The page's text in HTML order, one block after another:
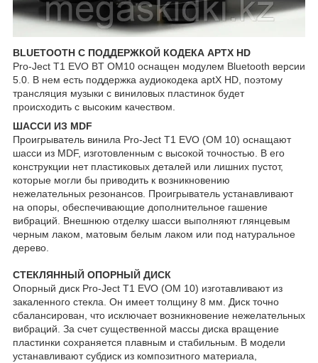
BLUETOOTH C ПОДДЕРЖКОЙ КОДЕКА APTX HD
Pro-Ject T1 EVO BT OM10 оснащен модулем Bluetooth версии
5.0. В нем есть поддержка аудиокодека aptX HD, поэтому
трансляция музыки с виниловых пластинок будет
происходить с высоким качеством.
ШАССИ ИЗ MDF
Проигрыватель винила Pro-Ject T1 EVO (OM 10) оснащают
шасси из MDF, изготовленным с высокой точностью. В его
конструкции нет пластиковых деталей или лишних пустот,
которые могли бы приводить к возникновению
нежелательных резонансов. Проигрыватель устанавливают
на опоры, обеспечивающие дополнительное гашение
вибраций. Внешнюю отделку шасси выполняют глянцевым
черным лаком, матовым белым лаком или под натуральное
дерево.
СТЕКЛЯННЫЙ ОПОРНЫЙ ДИСК
Опорный диск Pro-Ject T1 EVO (OM 10) изготавливают из
закаленного стекла. Он имеет толщину 8 мм. Диск точно
сбалансирован, что исключает возникновение нежелательных
вибраций. За счет существенной массы диска вращение
пластинки сохраняется плавным и стабильным. В модели
устанавливают субдиск из композитного материала,